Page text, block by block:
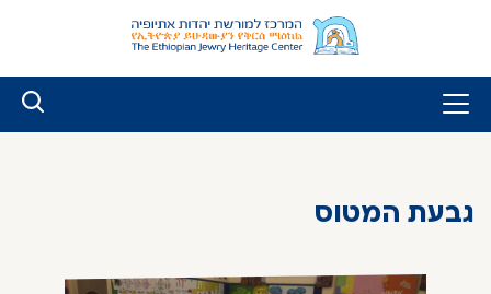
גבעת המטוס